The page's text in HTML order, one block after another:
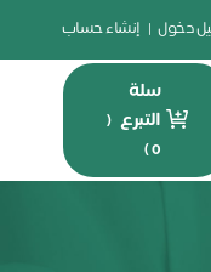
دخول | إنشاء حساب
سلة
التبرع (
0
)